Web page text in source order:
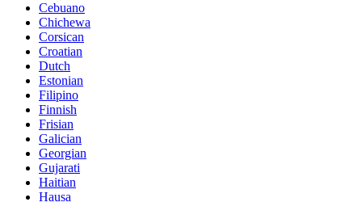
Cebuano
Chichewa
Corsican
Croatian
Dutch
Estonian
Filipino
Finnish
Frisian
Galician
Georgian
Gujarati
Haitian
Hausa